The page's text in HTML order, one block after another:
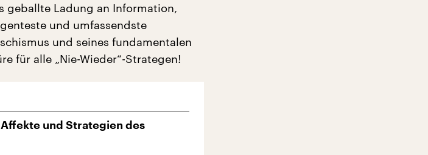
geballte Ladung an Information,
und umfassendste
und seines fundamentalen
für alle „Nie-Wieder“-Strategen!
und Strategien des